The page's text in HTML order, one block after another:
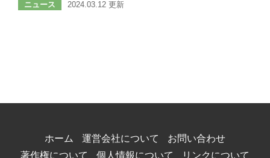
ニュース 2024.03.12 更新
ホーム 運営会社について
お問い合わせ
著作権について
個人情報について リンクについて